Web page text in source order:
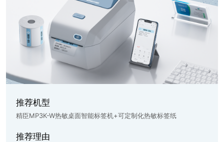
推荐机型
精臣MP3K-W热敏桌面智能标签机+可定制化热敏标签纸
推荐理由